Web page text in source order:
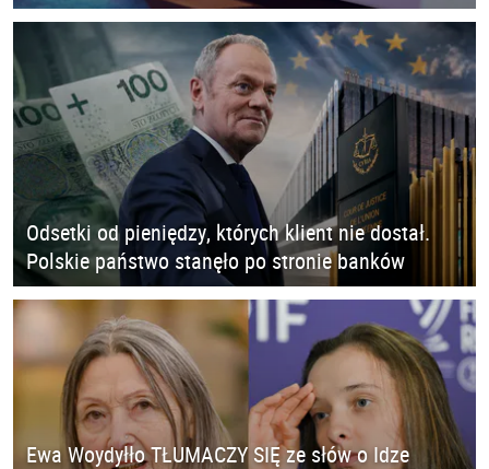
Odsetki od pieniędzy, których klient nie dostał.
Polskie państwo stanęło po stronie banków
Ewa Woydyłło TŁUMACZY SIĘ ze słów o Idze